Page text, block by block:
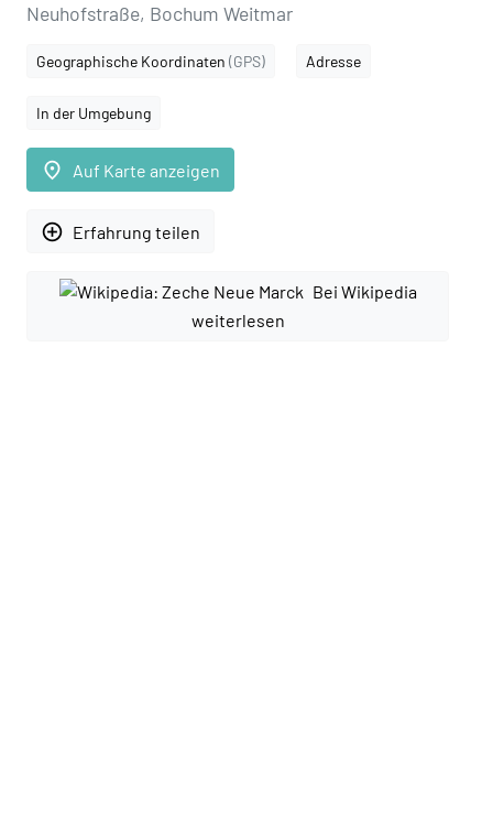
Neuhofstraße, Bochum Weitmar
Geographische Koordinaten (GPS) Adresse
In der Umgebung
place Auf Karte anzeigen
add_circle_outline Erfahrung teilen
Bei Wikipedia
weiterlesen